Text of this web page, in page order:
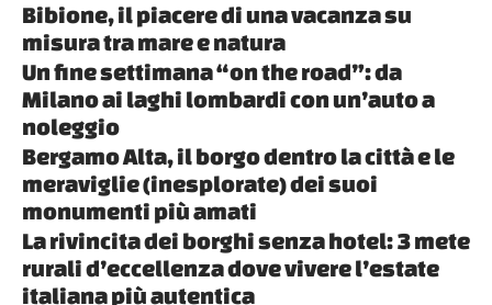
Bibione, il piacere di una vacanza su
misura tra mare e natura
Un fine settimana “on the road”: da
Milano ai laghi lombardi con un’auto a
noleggio
Bergamo Alta, il borgo dentro la città e le
meraviglie (inesplorate) dei suoi
monumenti più amati
La rivincita dei borghi senza hotel: 3 mete
rurali d’eccellenza dove vivere l’estate
italiana più autentica